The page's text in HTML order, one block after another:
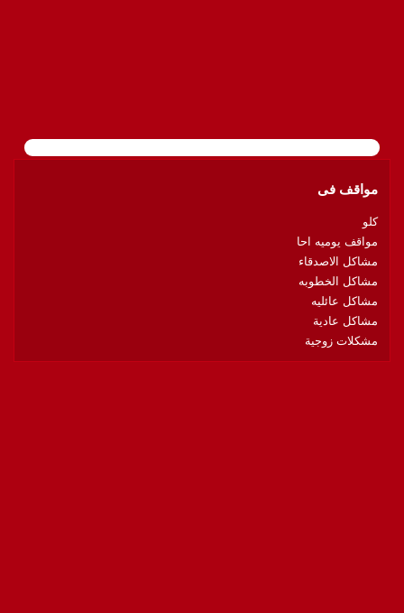
مواقف فى
كلو
مواقف يوميه احا
مشاكل الاصدقاء
مشاكل الخطوبه
مشاكل عائليه
مشاكل عادية
مشكلات زوجية